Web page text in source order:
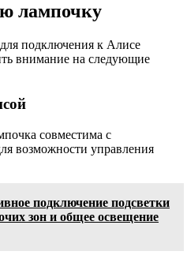
лампочку
подключения к Алисе
внимание на следующие
совместима с
возможности управления
подключение подсветки
зон и общее освещение